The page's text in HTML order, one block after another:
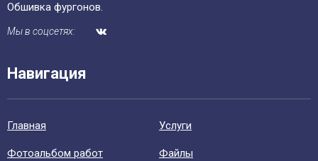
Обшивка фургонов.
Мы в соцсетях:
Навигация
Главная Уcлуги
Фотоальбом работ Файлы